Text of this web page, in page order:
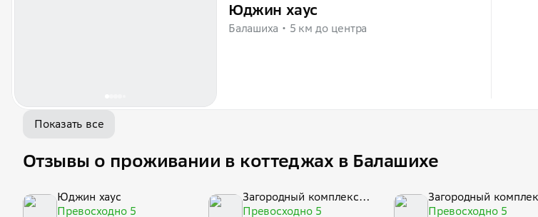
Юджин хаус
Балашиха 5 км до центра
Показать все
Отзывы о проживании в коттеджах в Балашихе
Юджин хаус
Превосходно 5
Загородный комплекс А
нны Зыковой
Превосходно 5
Загородный
нны Зыковой
Превосходно 5